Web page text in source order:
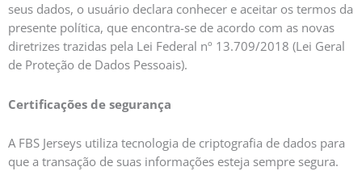
seus dados, o usuário declara conhecer e aceitar os termos da
presente política, que encontra-se de acordo com as novas
diretrizes trazidas pela Lei Federal nº 13.709/2018 (Lei Geral
de Proteção de Dados Pessoais).
Certificações de segurança
A FBS Jerseys utiliza tecnologia de criptografia de dados para
que a transação de suas informações esteja sempre segura.